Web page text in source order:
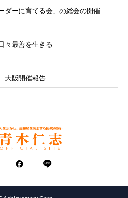
ダーに育てる会」の総会の開催
々最善を生きる
大阪開催報告